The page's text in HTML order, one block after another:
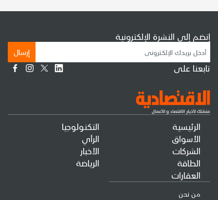
الرئيسية
الأسواق
الشركات
الطاقة
العقارات
التكنولوجيا
الرأي
الأخبار
الرياضة
من نحن
إنضم إلى النشرة الإلكترونية
إرسال
تابعنا على